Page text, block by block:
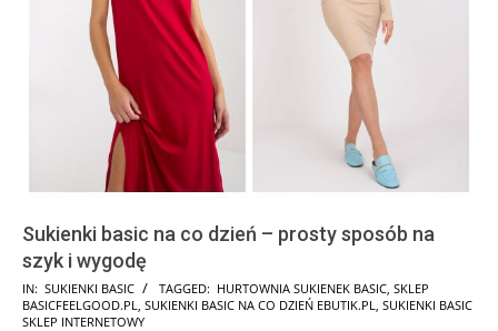
Sukienki basic na co dzień – prosty sposób na
szyk i wygodę
2025-
09-
IN: SUKIENKI BASIC TAGGED: HURTOWNIA SUKIENEK BASIC, SKLEP
BASICFEELGOOD.PL, SUKIENKI BASIC NA CO DZIEŃ EBUTIK.PL, SUKIENKI BASIC
SKLEP INTERNETOWY